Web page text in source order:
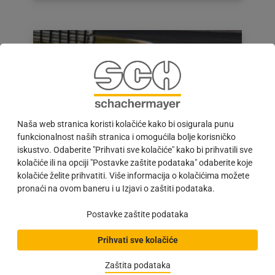
Naša web stranica koristi kolačiće kako bi osigurala punu
funkcionalnost naših stranica i omogućila bolje korisničko
iskustvo. Odaberite "Prihvati sve kolačiće" kako bi prihvatili sve
kolačiće ili na opciji "Postavke zaštite podataka" odaberite koje
kolačiće želite prihvatiti. Više informacija o kolačićima možete
pronaći na ovom baneru i u Izjavi o zaštiti podataka.
Postavke zaštite podataka
Prihvati sve kolačiće
Zaštita podataka
STALOC u Le Mans-u
#U PRAKSI | Nakon uspješnog ulaska na svjetsko
Dempseyja kao vozača, a sada šefa ekipe, još
Objava
24.11.2020